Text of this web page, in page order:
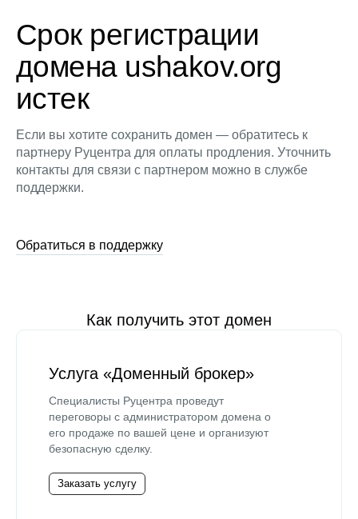
Срок регистрации
домена ushakov.org
истек
Если вы хотите сохранить домен — обратитесь к
партнеру Руцентра для оплаты продления. Уточнить
контакты для связи с партнером можно в службе
поддержки.
Обратиться в поддержку
Как получить этот домен
Услуга «Доменный брокер»
Специалисты Руцентра проведут
переговоры с администратором домена о
его продаже по вашей цене и организуют
безопасную сделку.
Заказать услугу